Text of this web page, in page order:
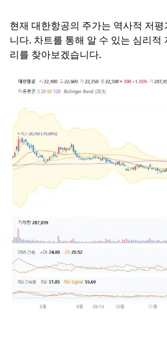
현재 대한항공의 주가는 역사적 저
니다. 차트를 통해 알 수 있는 심리적
리를 찾아보겠습니다.